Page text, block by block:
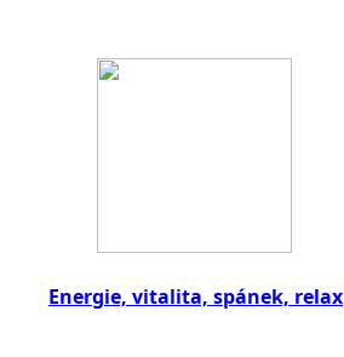
Energie, vitalita, spánek, relax